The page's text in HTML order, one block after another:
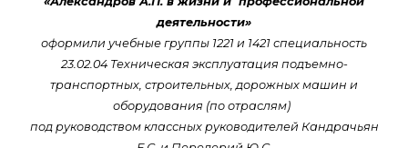
деятельности»
оформили учебные группы 1221 и 1421 специальность
23.02.04 Техническая эксплуатация подъемно-
транспортных, строительных, дорожных машин и
оборудования (по отраслям)
под руководством классных руководителей Кандрачьян